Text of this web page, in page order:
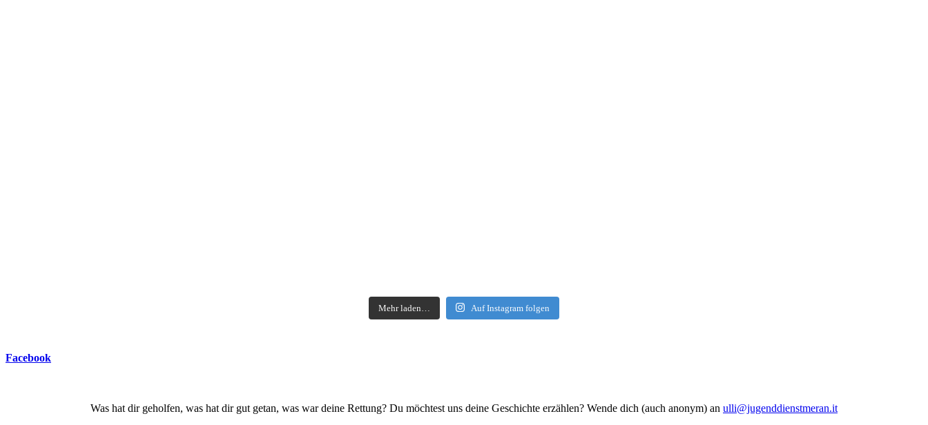
Mehr laden… Auf Instagram folgen
Facebook
Was hat dir geholfen, was hat dir gut getan, was war deine Rettung? Du möchtest uns deine Geschichte erzählen? Wende dich (auch anonym) an ulli@jugenddienstmeran.it